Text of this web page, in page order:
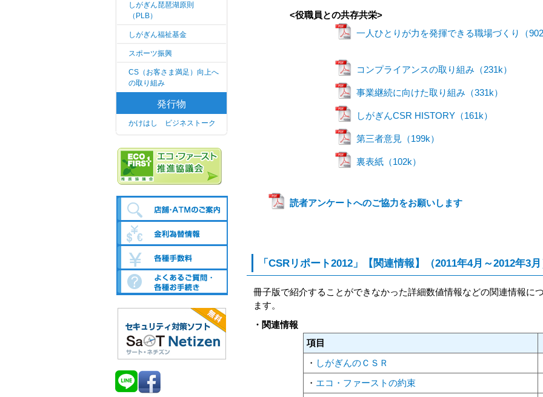
しがぎん琵琶湖原則
（PLB）
しがぎん福祉基金
スポーツ振興
CS（お客さま満足）向上へ
の取り組み
発行物
かけはし ビジネストーク
<役職員との共存共栄>
一人ひとりが力を発揮できる職場づくり（
コンプライアンスの取り組み（231k）
事業継続に向けた取り組み（331k）
しがぎんCSR HISTORY（161k）
第三者意見（199k）
裏表紙（102k）
読者アンケートへのご協力をお願いします
「CSRリポート2012」【関連情報】（2011年4月～2012年3
冊子版で紹介することができなかった詳細数値情報などの関連情報に
ます。
・関連情報
項目
・ しがぎんのＣＳＲ
・ エコ・ファーストの約束